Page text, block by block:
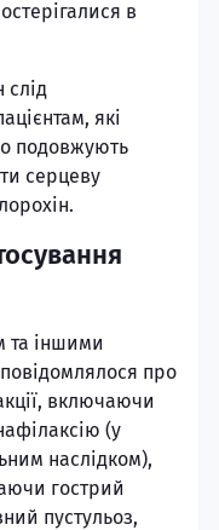
в
слід
які
подовжують
серцеву
та іншими
про
включаючи
(у
наслідком),
гострий
пустульоз,